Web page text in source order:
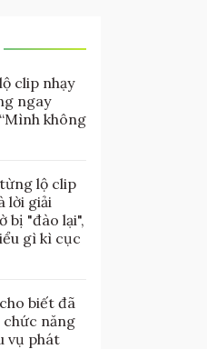
clip nhạy
ngay
không
lộ clip
lời giải
bị "đào lại",
gì kì cục
biết đã
chức năng
vụ phát